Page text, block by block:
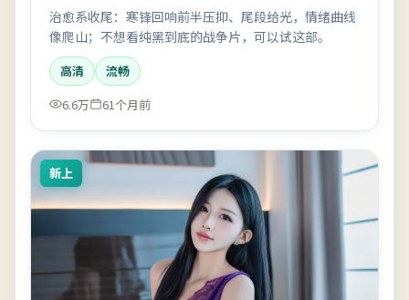
治愈系收尾：寒锋回响前半压抑、尾段给光，情绪曲线
像爬山；不想看纯黑到底的战争片，可以试这部。
高清
流畅
6.6万
61个月前
新上